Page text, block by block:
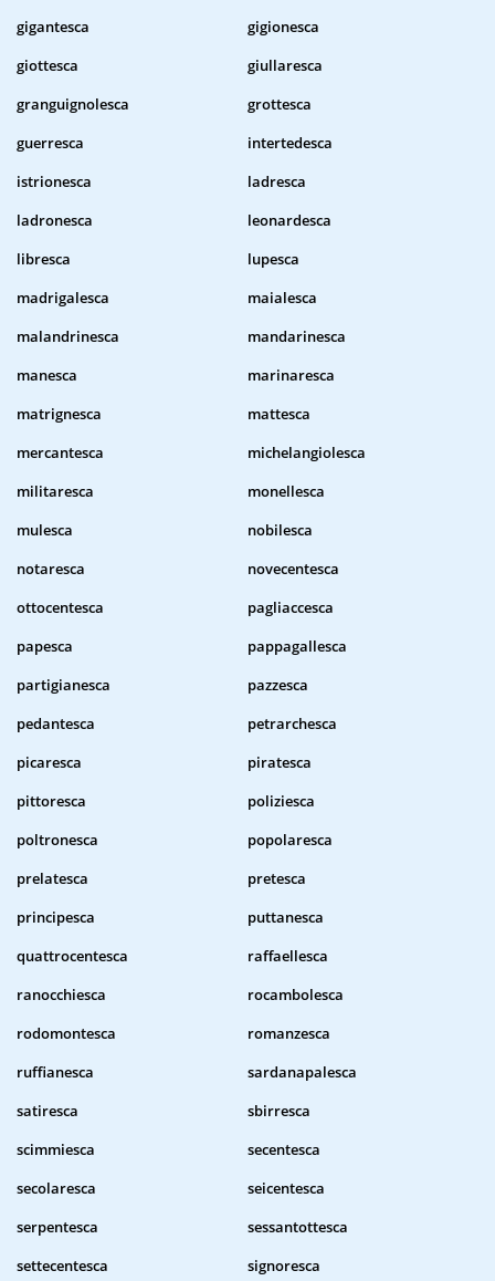
gigantesca
gigionesca
giottesca
giullaresca
granguignolesca
grottesca
guerresca
intertedesca
istrionesca
ladresca
ladronesca
leonardesca
libresca
lupesca
madrigalesca
maialesca
malandrinesca
mandarinesca
manesca
marinaresca
matrignesca
mattesca
mercantesca
michelangiolesca
militaresca
monellesca
mulesca
nobilesca
notaresca
novecentesca
ottocentesca
pagliaccesca
papesca
pappagallesca
partigianesca
pazzesca
pedantesca
petrarchesca
picaresca
piratesca
pittoresca
poliziesca
poltronesca
popolaresca
prelatesca
pretesca
principesca
puttanesca
quattrocentesca
raffaellesca
ranocchiesca
rocambolesca
rodomontesca
romanzesca
ruffianesca
sardanapalesca
satiresca
sbirresca
scimmiesca
secentesca
secolaresca
seicentesca
serpentesca
sessantottesca
settecentesca
signoresca